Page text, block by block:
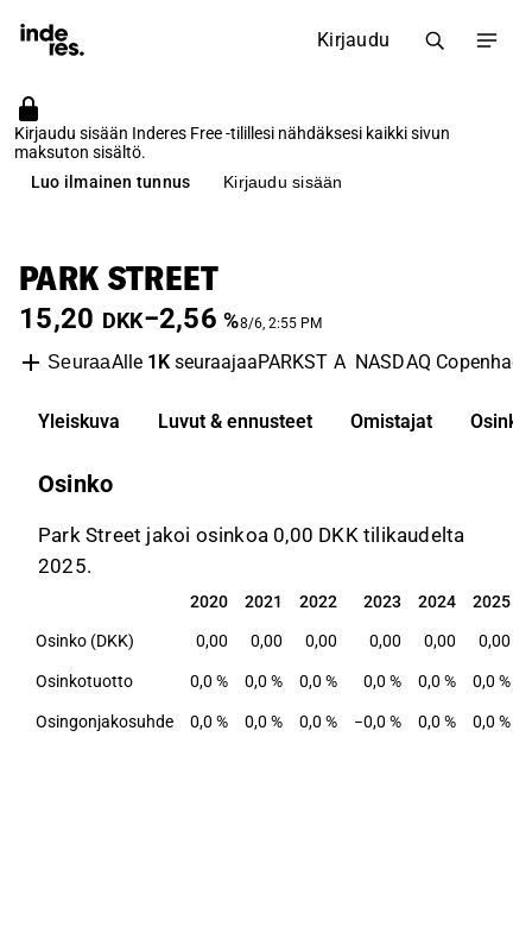
Kirjaudu
Kirjaudu sisään Inderes Free -tilillesi nähdäksesi kaikki sivun
maksuton sisältö.
Luo ilmainen tunnus
Kirjaudu sisään
PARK STREET
15,20 DKK−2,56 %8/6, 2:55 PM
SeuraaAlle 1KseuraajaaPARKST A NASDAQ
Yleiskuva Luvut & ennusteet Omistajat Osinko
Osinko
Park Street jakoi osinkoa 0,00 DKK tilikaudelta
2025.
2020 2021 2022 2023 2024 2025
2020 2021 2022 2023 2024 2025
Osinko (DKK) 0,00 0,00 0,00 0,00 0,00 0,00
Osinkotuotto 0,0 % 0,0 % 0,0 % 0,0 % 0,0 % 0,0 %
Osingonjakosuhde 0,0 % 0,0 % 0,0 % −0,0 % 0,0 % 0,0 %